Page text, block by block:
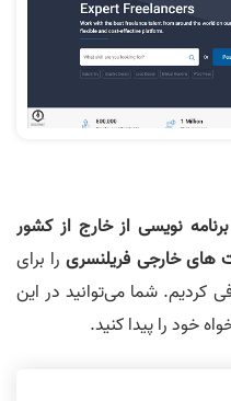
نویسی از خارج از کشور
های خارجی فریلنسریرا برای
کردیم. شما می‌توانید در این
خود را پیدا کنید.